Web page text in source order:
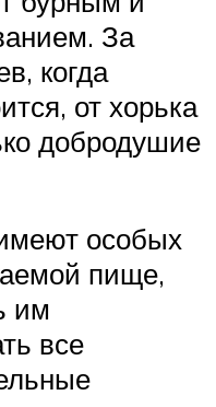
За
когда
от хорька
добродушие
особых
пище,
им
все